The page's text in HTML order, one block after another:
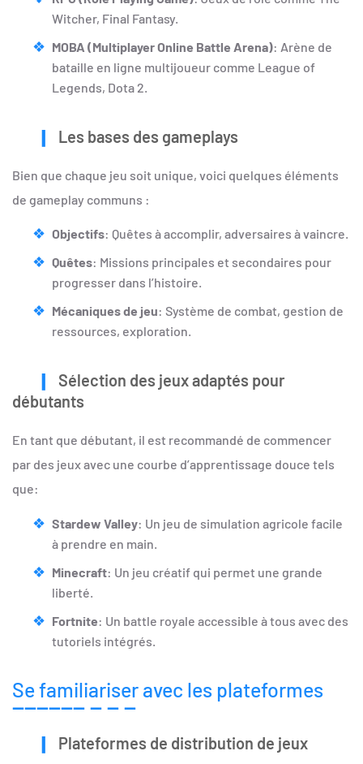
Witcher, Final Fantasy.
MOBA (Multiplayer Online Battle Arena): Arène de
bataille en ligne multijoueur comme League of
Legends, Dota 2.
Les bases des gameplays
Bien que chaque jeu soit unique, voici quelques éléments
de gameplay communs :
Objectifs: Quêtes à accomplir, adversaires à vaincre.
Quêtes: Missions principales et secondaires pour
progresser dans l’histoire.
Mécaniques de jeu: Système de combat, gestion de
ressources, exploration.
Sélection des jeux adaptés pour
débutants
En tant que débutant, il est recommandé de commencer
par des jeux avec une courbe d’apprentissage douce tels
que:
Stardew Valley: Un jeu de simulation agricole facile
à prendre en main.
Minecraft: Un jeu créatif qui permet une grande
liberté.
Fortnite: Un battle royale accessible à tous avec des
tutoriels intégrés.
Se familiariser avec les plateformes
Plateformes de distribution de jeux